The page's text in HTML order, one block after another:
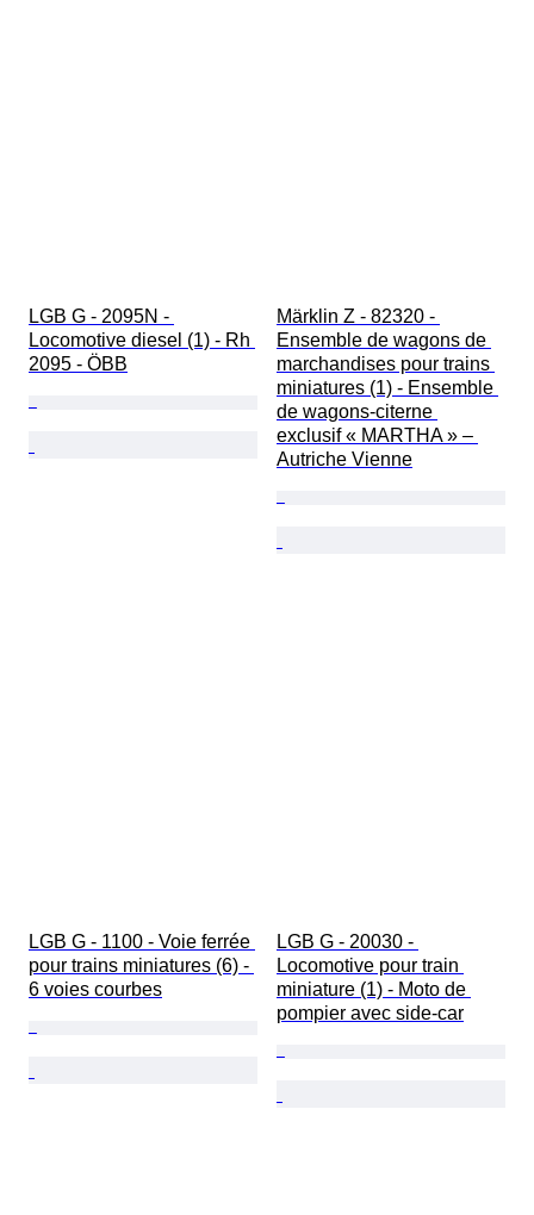
LGB G - 2095N -
Locomotive diesel (1) - Rh
2095 - ÖBB
Märklin Z - 82320 -
Ensemble de wagons de
marchandises pour trains
miniatures (1) - Ensemble
de wagons-citerne
exclusif « MARTHA » –
Autriche Vienne
LGB G - 1100 - Voie ferrée
pour trains miniatures (6) -
6 voies courbes
LGB G - 20030 -
Locomotive pour train
miniature (1) - Moto de
pompier avec side-car